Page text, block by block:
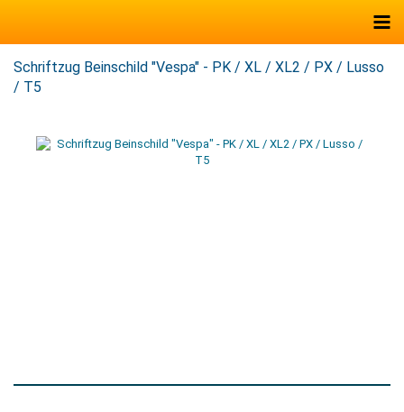
Schriftzug Beinschild "Vespa" - PK / XL / XL2 / PX / Lusso
/ T5